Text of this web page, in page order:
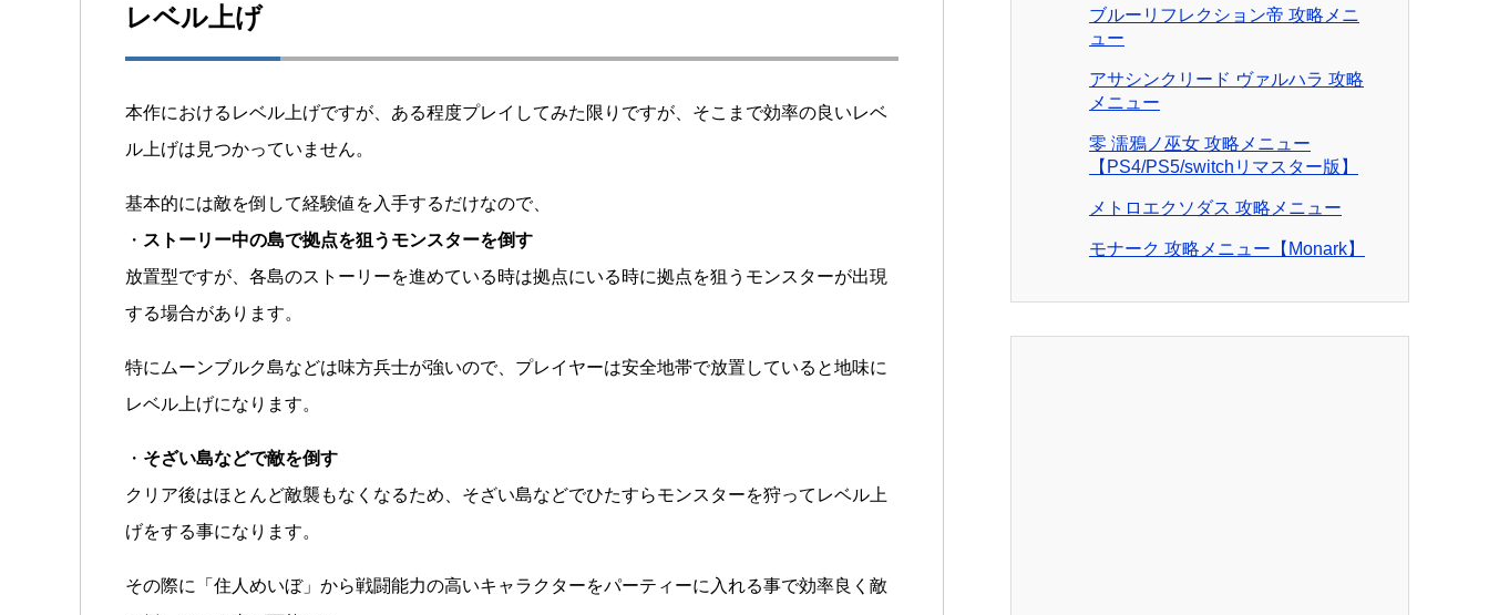
レベル上げ
本作におけるレベル上げですが、ある程度プレイしてみた限りですが、そこまで効率の良いレベ
ル上げは見つかっていません。
基本的には敵を倒して経験値を入手するだけなので、
・ ストーリー中の島で拠点を狙うモンスターを倒す
放置型ですが、各島のストーリーを進めている時は拠点にいる時に拠点を狙うモンスターが出現
する場合があります。
特にムーンブルク島などは味方兵士が強いので、プレイヤーは安全地帯で放置していると地味に
レベル上げになります。
・ そざい島などで敵を倒す
クリア後はほとんど敵襲もなくなるため、そざい島などでひたすらモンスターを狩ってレベル上
げをする事になります。
その際に「住人めいぼ」から戦闘能力の高いキャラクターをパーティーに入れる事で効率良く敵
ブルーリフレクション帝 攻略メニ
ュー
アサシンクリード ヴァルハラ 攻略
メニュー
零 濡鴉ノ巫女 攻略メニュー
【PS4/PS5/switchリマスター版】
メトロエクソダス 攻略メニュー
モナーク 攻略メニュー【Monark】